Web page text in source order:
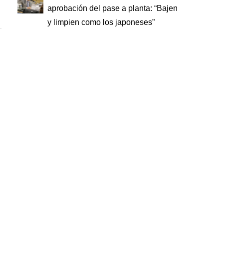
aprobación del pase a planta: “Bajen
y limpien como los japoneses”